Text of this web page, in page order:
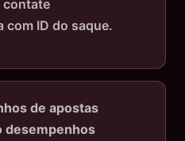
com ID do saque.
de apostas
desempenhos